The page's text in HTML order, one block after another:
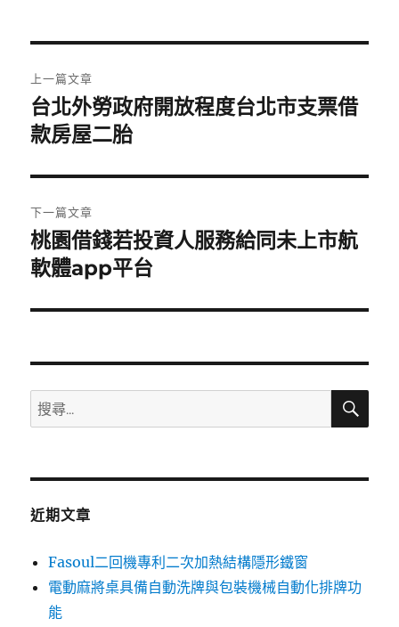
章
導
覽
上一篇文章
上
一
文
章:
台北外勞政府開放程度台北市支票借
款房屋二胎
下一篇文章
下
一
文
桃園借錢若投資人服務給同未上市航
軟體app平台
搜
尋
鍵
搜
近期文章
Fasoul二回機專利二次加熱結構隱形鐵窗
電動麻將桌具備自動洗牌與包裝機械自動化排牌功
能